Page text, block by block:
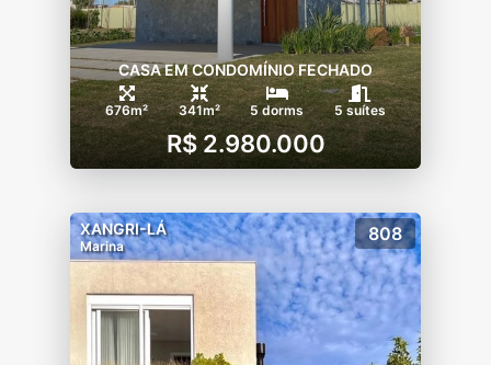
CASA EM CONDOMÍNIO FECHADO
676m² 341m² 5 dorms 5 suítes
R$ 2.980.000
XANGRI-LÁ
Marina
808